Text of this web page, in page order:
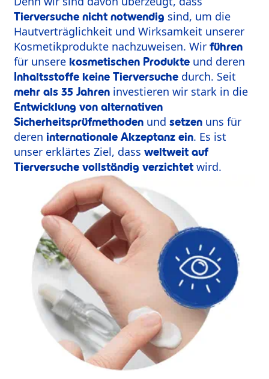
Tierversuche nicht notwendig sind, um die
Hautverträglichkeit und Wirksamkeit unserer
Kosmetikprodukte nachzuweisen. Wir führen
für unsere kosmetischen Produkte und deren
Inhaltsstoffe keine Tierversuche durch. Seit
mehr als 35 Jahren investieren wir stark in die
Entwicklung von alternativen
Sicherheitsprüfmethoden und setzen uns für
deren internationale Akzeptanz ein. Es ist
unser erklärtes Ziel, dass weltweit auf
Tierversuche vollständig verzichtet wird.